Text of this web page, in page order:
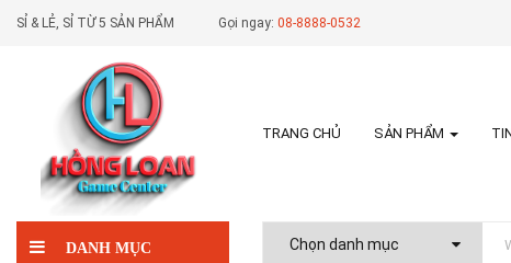
SỈ & LẺ, SỈ TỪ 5 SẢN PHẨM Gọi ngay: 08-8888-0532
TRANG CHỦ SẢN PHẨM
DANH MỤC